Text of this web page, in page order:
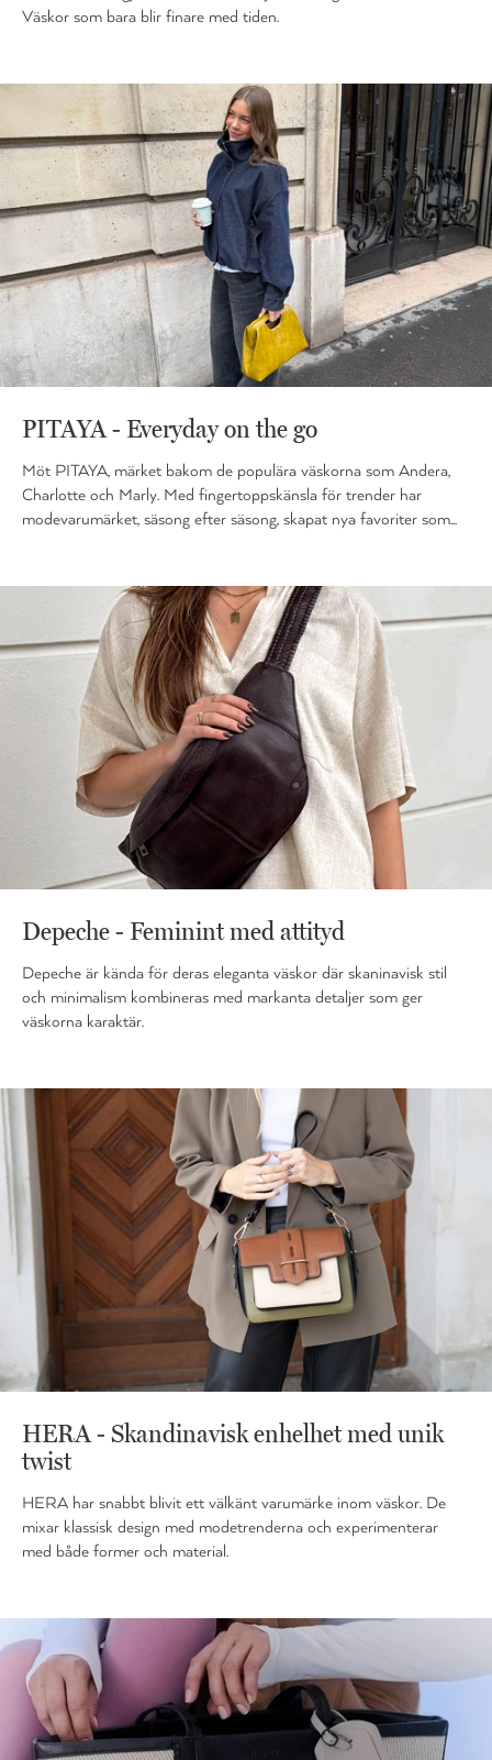
Väskor som bara blir finare med tiden.
PITAYA - Everyday on the go
Möt PITAYA, märket bakom de populära väskorna som Andera,
Charlotte och Marly. Med fingertoppskänsla för trender har
modevarumärket, säsong efter säsong, skapat nya favoriter som...
Depeche - Feminint med attityd
Depeche är kända för deras eleganta väskor där skaninavisk stil
och minimalism kombineras med markanta detaljer som ger
väskorna karaktär.
HERA - Skandinavisk enhelhet med unik
twist
HERA har snabbt blivit ett välkänt varumärke inom väskor. De
mixar klassisk design med modetrenderna och experimenterar
med både former och material.